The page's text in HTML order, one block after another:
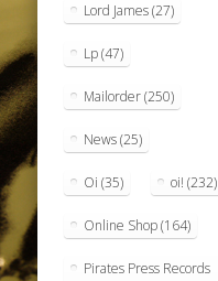
Lord James(27)
Lp(47)
Mailorder(250)
News(25)
Oi (35) oi! (232)
Online Shop(164)
Pirates Press Records